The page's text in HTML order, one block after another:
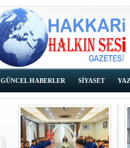
GÜNCEL HABERLER SİYASET